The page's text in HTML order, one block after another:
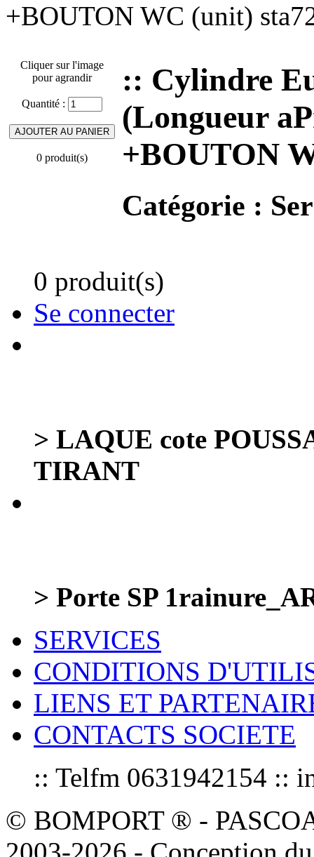
+BOUTON WC (unit)
Cliquer sur l'image
pour agrandir
Quantité :
0 produit(s)
:: Cylindre
(Longueur
+BOUTON
Catégorie :
0 produit(s)
Se connecter
> LAQUE cote
TIRANT
> Porte SP
SERVICES
CONDITIONS
LIENS ET
CONTACTS SOCIETE
:: Telfm 0631942154 ::
© BOMPORT ® -